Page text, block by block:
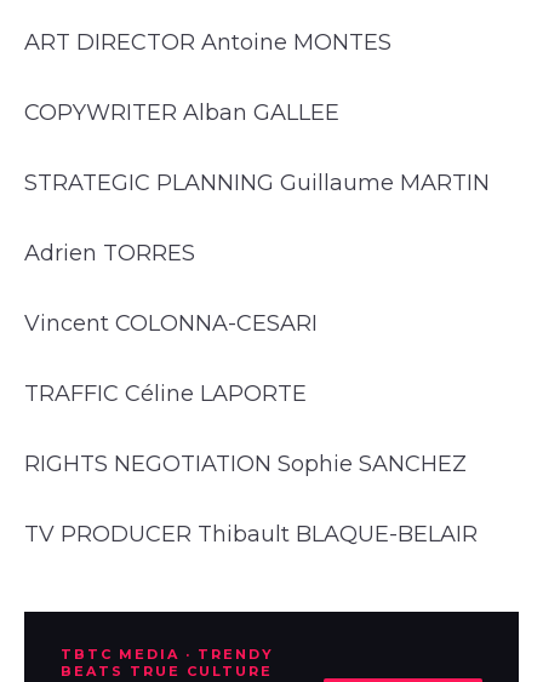
ART DIRECTOR Antoine MONTES
COPYWRITER Alban GALLEE
STRATEGIC PLANNING Guillaume MARTIN
Adrien TORRES
Vincent COLONNA-CESARI
TRAFFIC Céline LAPORTE
RIGHTS NEGOTIATION Sophie SANCHEZ
TV PRODUCER Thibault BLAQUE-BELAIR
TBTC MEDIA · TRENDY
BEATS TRUE CULTURE